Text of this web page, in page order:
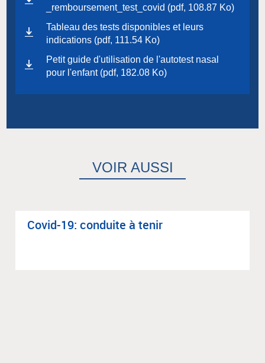
_remboursement_test_covid (pdf, 108.87 Ko)
Tableau des tests disponibles et leurs
indications (pdf, 111.54 Ko)
Petit guide d'utilisation de l'autotest nasal
pour l'enfant (pdf, 182.08 Ko)
VOIR AUSSI
Covid-19: conduite à tenir